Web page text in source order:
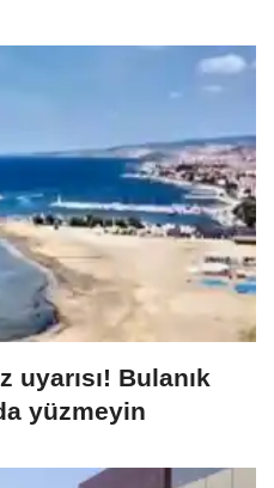
uyarısı! Bulanık
yüzmeyin